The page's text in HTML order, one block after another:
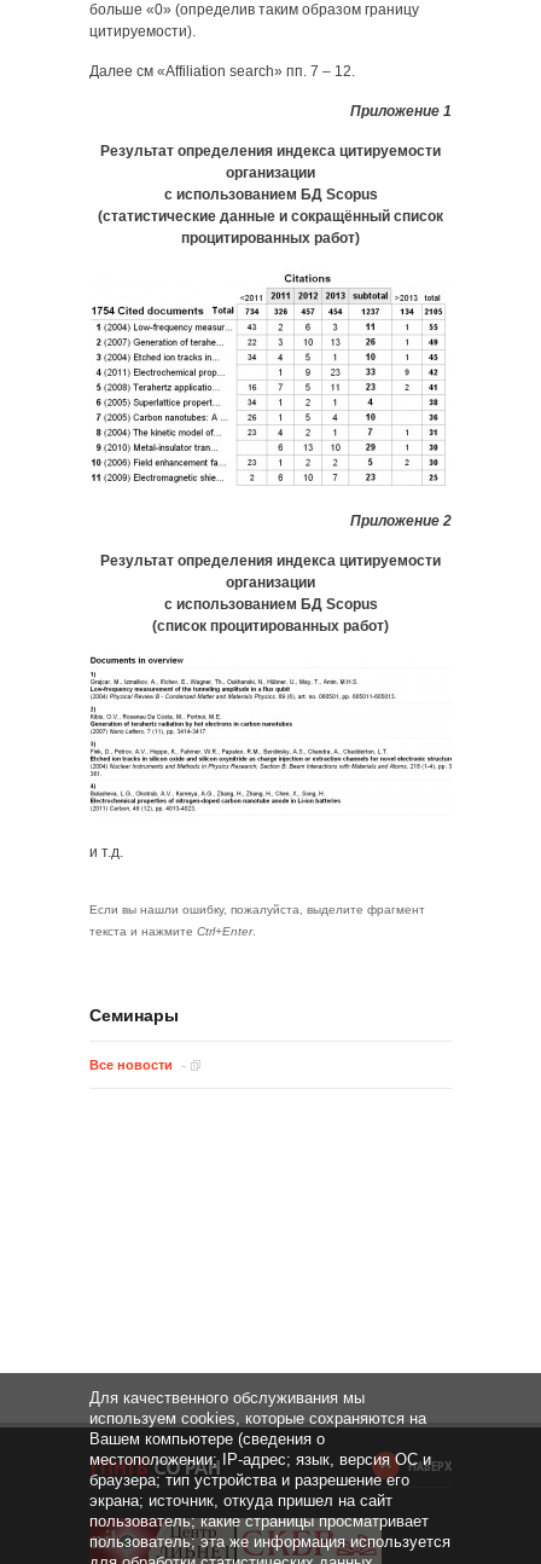
больше «0» (определив таким образом границу
цитируемости).
Далее см «Affiliation search» пп. 7 – 12.
Приложение 1
Результат определения индекса цитируемости
организации
с использованием БД Scopus
(статистические данные и сокращённый список
процитированных работ)
Приложение 2
Результат определения индекса цитируемости
организации
с использованием БД Scopus
(список процитированных работ)
и т.д.
Если вы нашли ошибку, пожалуйста, выделите фрагмент
текста и нажмите Ctrl+Enter.
Семинары
Все новости
НАВЕРХ
Для качественного обслуживания мы
используем cookies, которые сохраняются на
Вашем компьютере (сведения о
местоположении; IP-адрес; язык, версия ОС и
браузера; тип устройства и разрешение его
экрана; источник, откуда пришел на сайт
пользователь; какие страницы просматривает
пользователь; эта же информация используется